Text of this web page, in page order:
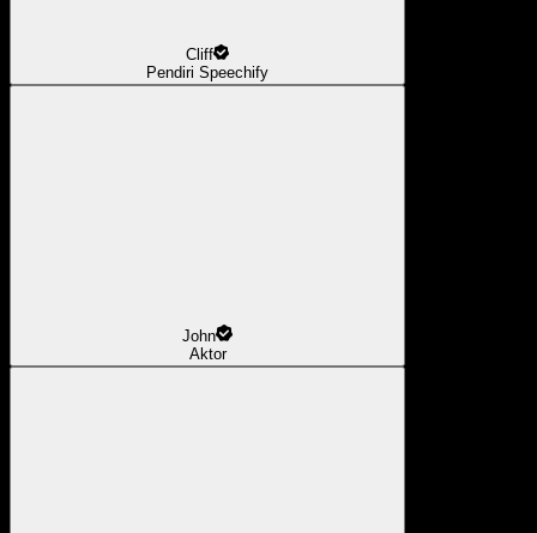
Cliff
Pendiri Speechify
John
Aktor